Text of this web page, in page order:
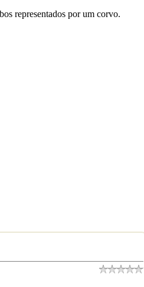
representados por um corvo.